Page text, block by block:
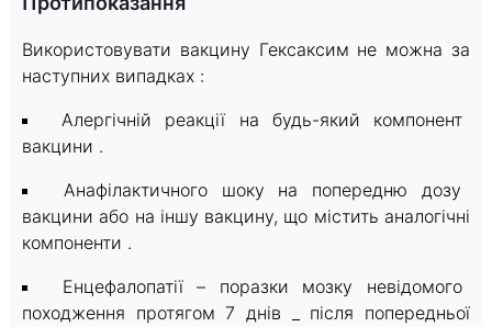
Використовувати вакцину Гексаксим не можна за
наступних випадках :
Алергічній реакції на будь-який компонент
вакцини .
Анафілактичного шоку на попередню дозу
вакцини або на іншу вакцину, що містить аналогічні
компоненти .
Енцефалопатії – поразки мозку невідомого
походження протягом 7 днів _ після попередньої